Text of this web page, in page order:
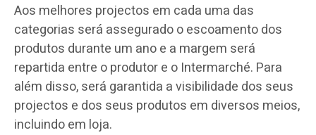
Aos melhores projectos em cada uma das
categorias será assegurado o escoamento dos
produtos durante um ano e a margem será
repartida entre o produtor e o Intermarché. Para
além disso, será garantida a visibilidade dos seus
projectos e dos seus produtos em diversos meios,
incluindo em loja.